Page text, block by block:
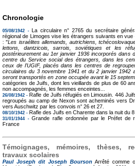
Chronologie
05/08/1942 - La circulaire n° 2765 du secrétaire
régional de Limoges vise les étrangers suivants en
: "Les israélites allemands, autrichiens,
lettons, dantzicois, sarrois, soviétiques et les
postérieurement au 1er janvier 1936 incorporés dans
centre du Service social des étrangers, dans les
ceux de l'UGIF, placés dans les centres de
circulaires du 3 novembre 1941 et du 2 janvier 1942
seront transportés en zone occupée avant le 15
catégories de Juifs, dont les vieillards de plus de 60
non accompagnés, les femmes enceintes...
26/08/1942 - Rafle de Juifs réfugiés en Limousin. 446
regroupés au camp de Nexon sont acheminés vers
vers Auschwitz par les convois n° 26 et 27.
08/10/1942 - Rafle des Juifs en Charente dans la nuit du
31/01/1944 - Grande rafle ordonnée par le Préfet de
France
Témoignages, mémoires, thèses,
travaux scolaires
Paul Joseph dit Joseph Bourson Arrêté comme